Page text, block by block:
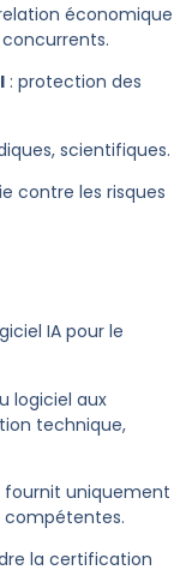
économique
: protection des
scientifiques.
contre les risques
IA pour le
logiciel aux
technique,
fournit uniquement
compétentes.
la certification